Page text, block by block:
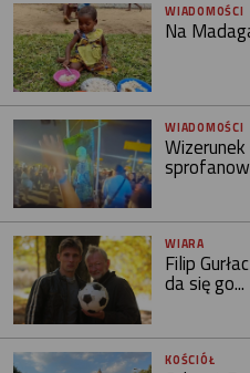
WIADOMOŚCI
Na
WIADOMOŚCI
WIARA
Filip
da się go...
KOŚCIÓŁ